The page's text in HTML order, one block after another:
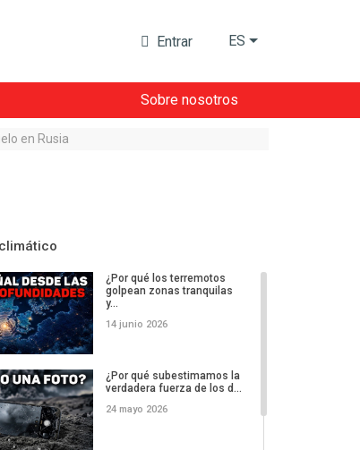
Entrar ES
Sobre nosotros
en Rusia
¿Por qué los terremotos
golpean zonas tranquilas
y...
14 junio 2026
¿Por qué subestimamos la
verdadera fuerza de los d...
24 mayo 2026